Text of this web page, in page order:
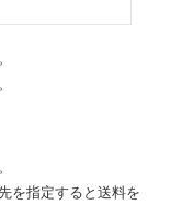
を指定すると送料を